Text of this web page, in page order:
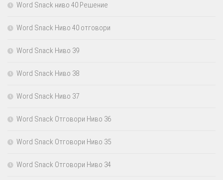
Word Snack ниво 40 Решение
Word Snack Ниво 40 отговори
Word Snack Ниво 39
Word Snack Ниво 38
Word Snack Ниво 37
Word Snack Отговори Ниво 36
Word Snack Отговори Ниво 35
Word Snack Отговори Ниво 34